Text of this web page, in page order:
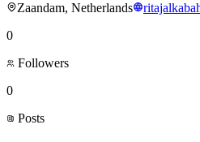
Zaandam, Netherlands
0
Followers
0
Posts